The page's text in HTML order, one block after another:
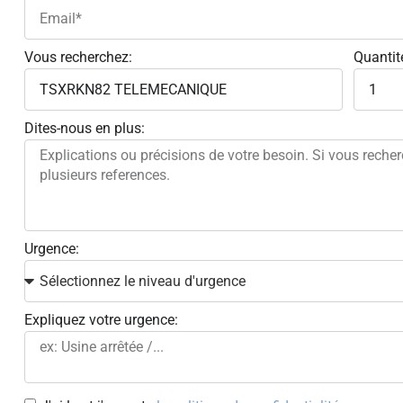
Vous recherchez:
Dites-nous en plus:
Urgence:
Expliquez votre urgence: